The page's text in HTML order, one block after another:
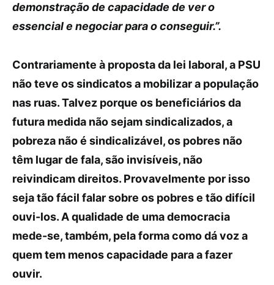
demonstração de capacidade de ver o
essencial e negociar para o conseguir.”.
Contrariamente à proposta da lei laboral, a PSU
não teve os sindicatos a mobilizar a população
nas ruas. Talvez porque os beneficiários da
futura medida não sejam sindicalizados, a
pobreza não é sindicalizável, os pobres não
têm lugar de fala, são invisíveis, não
reivindicam direitos. Provavelmente por isso
seja tão fácil falar sobre os pobres e tão difícil
ouvi-los. A qualidade de uma democracia
mede-se, também, pela forma como dá voz a
quem tem menos capacidade para a fazer
ouvir.